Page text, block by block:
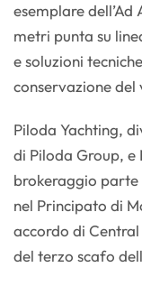
esemplare
metri punta su
e soluzioni
conservazione
Piloda Yachting,
di Piloda Group, e
brokeraggio parte
nel Principato di
accordo di
del terzo scafo